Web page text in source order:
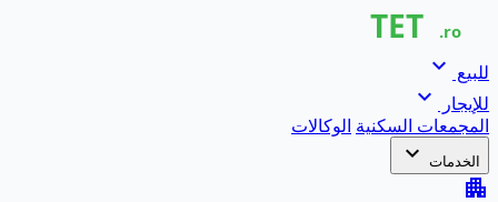
للبيع expand_more
للإيجار expand_more
المجمعات السكنية الوكالات
الخدمات expand_more
apartment